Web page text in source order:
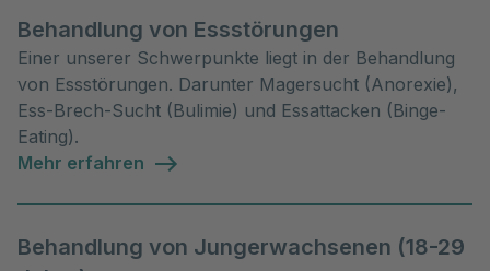
Behandlung von Essstörungen
Einer unserer Schwerpunkte liegt in der Behandlung
von Essstörungen. Darunter Magersucht (Anorexie),
Ess-Brech-Sucht (Bulimie) und Essattacken (Binge-
Eating).
Mehr erfahren
Behandlung von Jungerwachsenen (18-29